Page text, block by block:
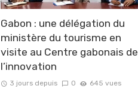
Gabon : une délégation du
ministère du tourisme en
visite au Centre gabonais de
l’innovation
3 jours depuis 0 645 vues